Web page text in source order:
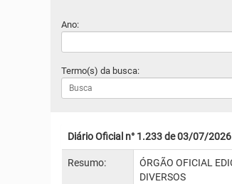
Ano:
Termo(s) da busca:
Diário Oficial n° 1.233 de 03/07/2026
Resumo:
ÓRGÃO OFICIAL
DIVERSOS